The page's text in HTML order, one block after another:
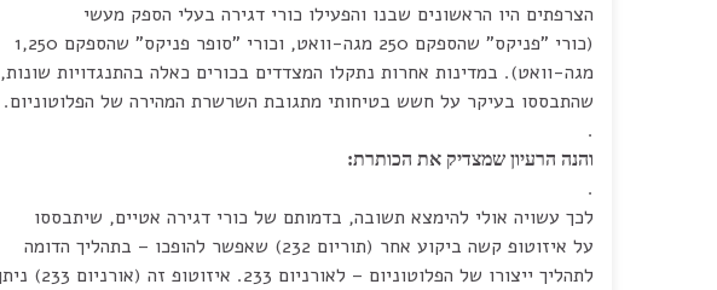
הצרפתים היו הראשונים שבנו והפעילו כורי דגירה בעלי הספק מעשי
(כורי "פניקס" שהספקם 250 מגה-וואט, וכורי "סופר פניקס" שהספקם 1,250
מגה-וואט). במדינות אחרות נתקלו המצדדים בכורים כאלה בהתנגדויות שונות,
שהתבססו בעיקר על חשש בטיחותי מתגובת השרשרת המהירה של הפלוטוניום.
.
והנה הרעיון שמצדיק את הכותרת:
.
לכך עשויה אולי להימצא תשובה, בדמותם של כורי דגירה אטיים, שיתבססו
על איזוטופ קשה ביקוע אחר (תוריום 232) שאפשר להופכו – בתהליך הדומה
לתהליך ייצורו של הפלוטוניום – לאורניום 233. איזוטופ זה (אורניום 233) ניתן